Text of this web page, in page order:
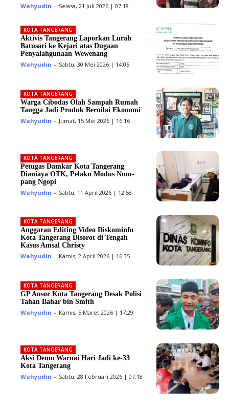
Wahyudin - Selasa, 21 Juli 2026 | 07:18
KOTA TANGERANG
Aktivis Tangerang Laporkan Lurah
Batusari ke Kejari atas Dugaan
Penyalahgunaan Wewenang
Wahyudin - Sabtu, 30 Mei 2026 | 14:05
KOTA TANGERANG
Warga Cibodas Olah Sampah Rumah
Tangga Jadi Produk Bernilai Ekonomi
Wahyudin - Jumat, 15 Mei 2026 | 16:16
KOTA TANGERANG
Petugas Damkar Kota Tangerang
Dianiaya OTK, Pelaku Modus Num­
pang Ngopi
Wahyudin - Sabtu, 11 April 2026 | 12:58
KOTA TANGERANG
Anggaran Editing Video Diskominfo
Kota Tangerang Disorot di Tengah
Kasus Amsal Christy
Wahyudin - Kamis, 2 April 2026 | 16:35
KOTA TANGERANG
GP Ansor Kota Tangerang Desak Polisi
Tahan Bahar bin Smith
Wahyudin - Kamis, 5 Maret 2026 | 17:29
KOTA TANGERANG
Aksi Demo Warnai Hari Jadi ke-33
Kota Tangerang
Wahyudin - Sabtu, 28 Februari 2026 | 07:18